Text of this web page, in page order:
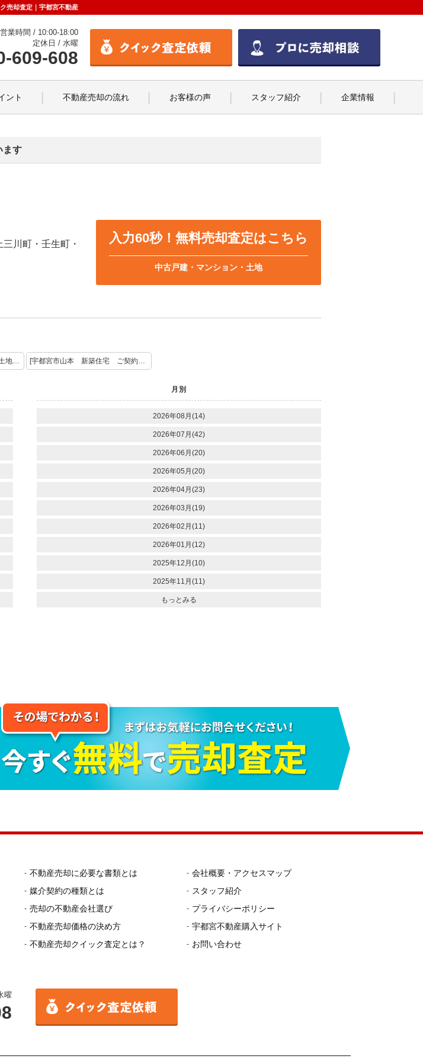
売却査定｜宇都宮不動産
営業時間 / 10:00-18:00
定休日 / 水曜
609-608
ント 不動産売却の流れ お客様の声 スタッフ紹介 企業情報
ます
川町・壬生町・
入力60秒！無料売却査定はこちら
中古戸建・マンション・土地
＜ 前の記事 [宇都宮市宮原 土地 ご売却依頼を頂きましてありがとうございます] [宇都宮市山本 新築住宅 ご契約おめでとうございます] 次の記事 ＞
月別
2026年08月(14)
2026年07月(42)
2026年06月(20)
2026年05月(20)
2026年04月(23)
2026年03月(19)
2026年02月(11)
2026年01月(12)
2025年12月(10)
2025年11月(11)
もっとみる
不動産売却に必要な書類とは
媒介契約の種類とは
売却の不動産会社選び
不動産売却価格の決め方
不動産売却クイック査定とは？
会社概要・アクセスマップ
スタッフ紹介
プライバシーポリシー
宇都宮不動産購入サイト
お問い合わせ
曜